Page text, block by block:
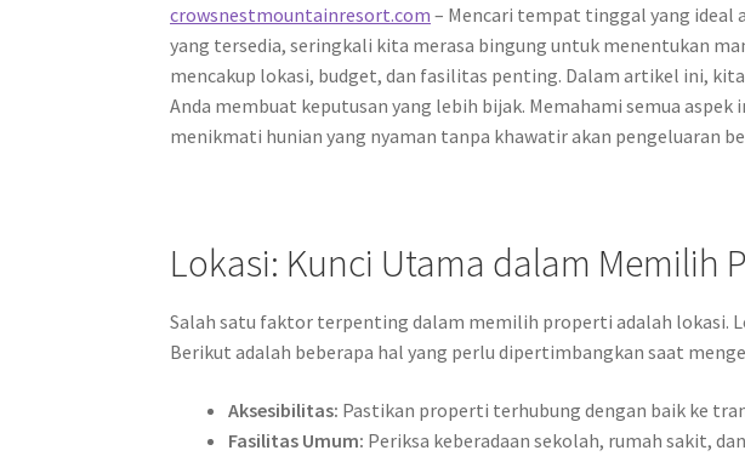
crowsnestmountainresort.com – Mencari tempat tinggal yang ideal
yang tersedia, seringkali kita merasa bingung untuk menentukan
mencakup lokasi, budget, dan fasilitas penting. Dalam artikel ini,
Anda membuat keputusan yang lebih bijak. Memahami semua
menikmati hunian yang nyaman tanpa khawatir akan pengeluaran
Lokasi: Kunci Utama dalam Memilih
Salah satu faktor terpenting dalam memilih properti adalah lokasi.
Berikut adalah beberapa hal yang perlu dipertimbangkan saat
Aksesibilitas: Pastikan properti terhubung dengan baik ke
Fasilitas Umum: Periksa keberadaan sekolah, rumah sakit,